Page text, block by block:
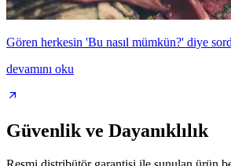
Gören herkesin 'Bu nasıl mümkün?' diye
devamını oku
Güvenlik ve Dayanıklılık